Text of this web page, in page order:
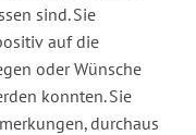
sind. Sie
auf die
oder Wünsche
konnten. Sie
durchaus